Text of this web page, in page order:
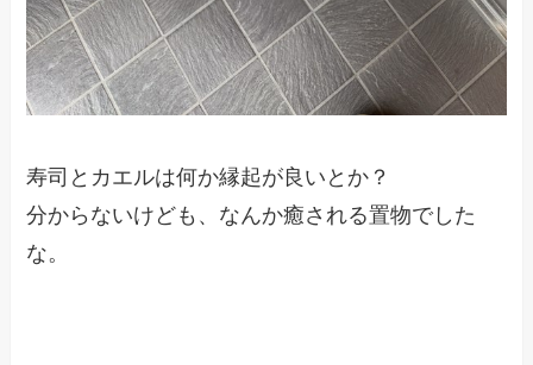
寿司とカエルは何か縁起が良いとか？
分からないけども、なんか癒される置物でした
な。